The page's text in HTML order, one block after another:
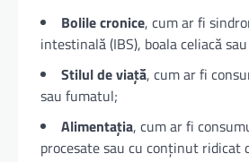
Bolile cronice, cum ar fi
intestinală (IBS), boala celiacă
Stilul de viață, cum ar fi
sau fumatul;
Alimentația, cum ar fi
procesate sau cu conținut ridicat